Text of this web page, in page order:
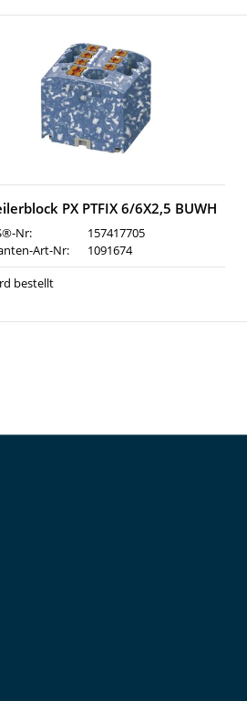
PX PTFIX 6/6X2,5 BUWH
Nr:
157417705
Art-Nr:
1091674
bestellt